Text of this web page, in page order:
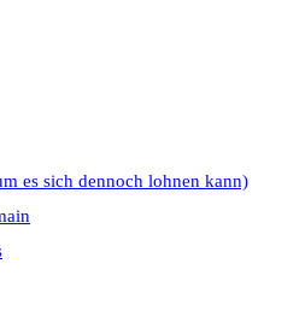
es sich dennoch lohnen kann)